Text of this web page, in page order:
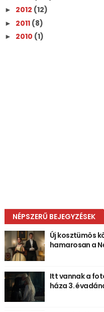
► 2012 (12)
► 2011 (8)
► 2010 (1)
NÉPSZERŰ BEJEGYZÉSEK
Új kosztümös
hamarosan a
Itt vannak a
háza 3.